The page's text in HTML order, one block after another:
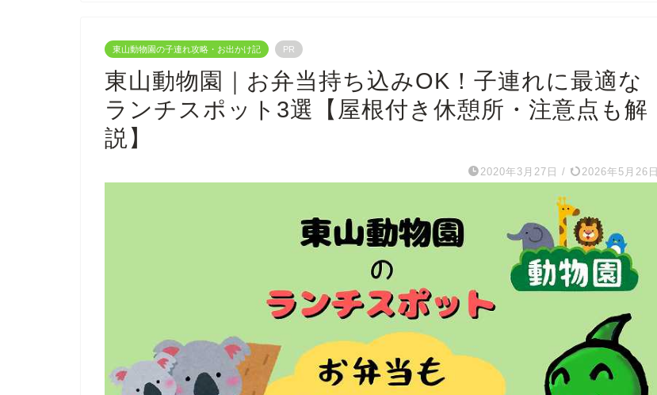
東山動物園の子連れ攻略・お出かけ記 PR
東山動物園｜お弁当持ち込みOK！子連れに最適な
ランチスポット3選【屋根付き休憩所・注意点も解
説】
2020年3月27日 / 2026年5月26日